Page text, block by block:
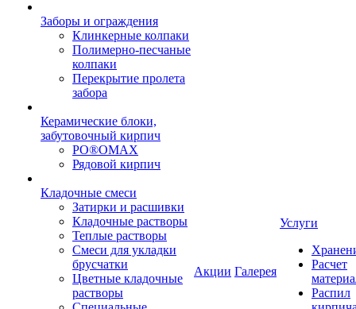
Заборы и ограждения
Клинкерные колпаки
Полимерно-песчаные
колпаки
Перекрытие пролета
забора
Керамические блоки,
забутовочный кирпич
PO®OMAX
Рядовой кирпич
Кладочные смеси
Затирки и расшивки
Кладочные растворы
Теплые растворы
Смеси для укладки
брусчатки
Цветные кладочные
растворы
Акции Галерея
Услуги
Расчет
Распил